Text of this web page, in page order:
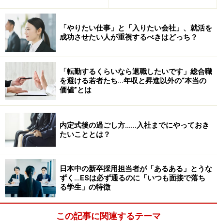
らスカウトされて日本代表を目指すと思うんですけど、
どうして矢野さんはあえて中学でイタリアに行こうと思
ったのですか？
矢野：中学の頃テレビで見たイタリアのセリアAの映像
で衝撃を受けてしまって、自分は15歳でイタリアに行っ
てプロになってセリアAでプレーして、日本代表になっ
てワールド杯に出る！という夢を持ったんです。
小寺：高校とか大学に行っておいた方がいいんじゃない
かとか思わなかったですか？
矢野：思わなかったですね。15歳でイタリアに行ってあ
る程度頑張ればプロになれると思っていました。今から
思うとちょっと考えは甘かったですけど
「やりたい仕事」と「入りたい会社」、就活を
成功させたい人が重視するべきはどっち？
「転勤するくらいなら退職したいです」総合職
を避ける若者たち…年収と昇進以外の“本当の
価値”とは
内定式後の過ごし方……入社までにやっておき
たいこととは？
日本中の新卒採用担当者が「あるある」とうな
ずく…ESは必ず通るのに「いつも面接で落ち
る学生」の特徴
この記事に関連するテーマ